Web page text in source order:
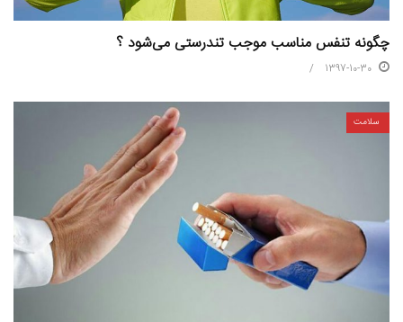
چگونه تنفس مناسب موجب تندرستی می‌شود ؟
1397-10-30
سلامت